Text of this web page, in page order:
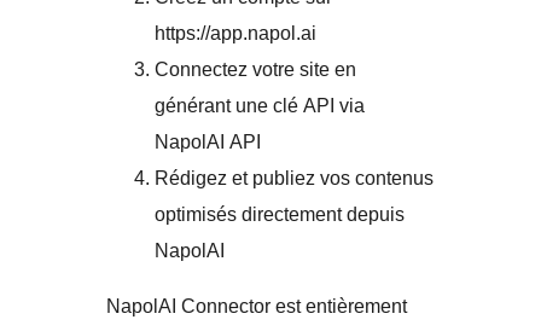
https://app.napol.ai
Connectez votre site en
générant une clé API via
NapolAI API
Rédigez et publiez vos contenus
optimisés directement depuis
NapolAI
NapolAI Connector est entièrement